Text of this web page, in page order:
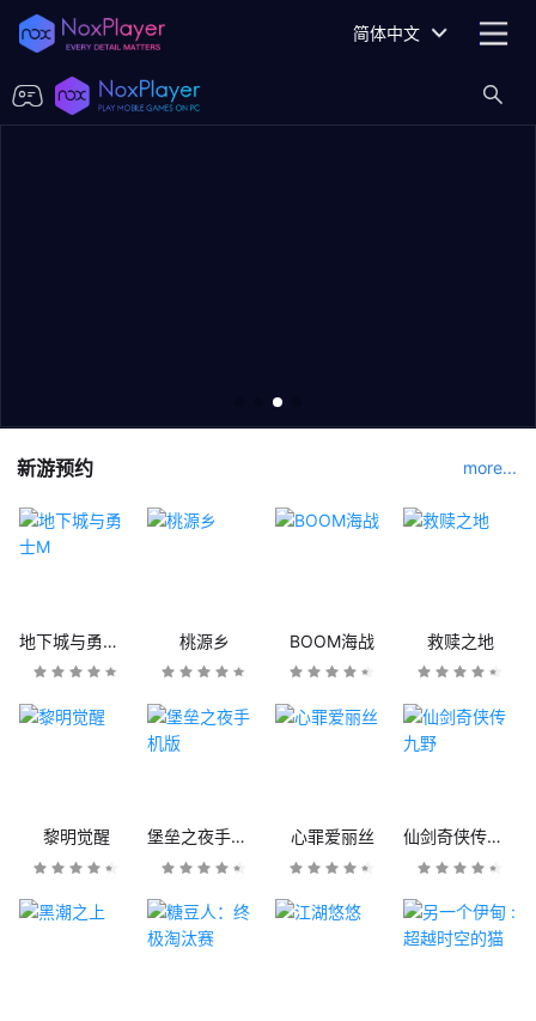
简体中文
新游预约 more...
地下城与勇士M 桃源乡 BOOM海战 救赎之地
黎明觉醒 堡垒之夜手机版 心罪爱丽丝 仙剑奇侠传九野